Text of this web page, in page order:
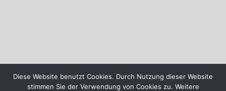
Diese Website benutzt Cookies. Durch Nutzung dieser Website
stimmen Sie der Verwendung von Cookies zu. Weitere